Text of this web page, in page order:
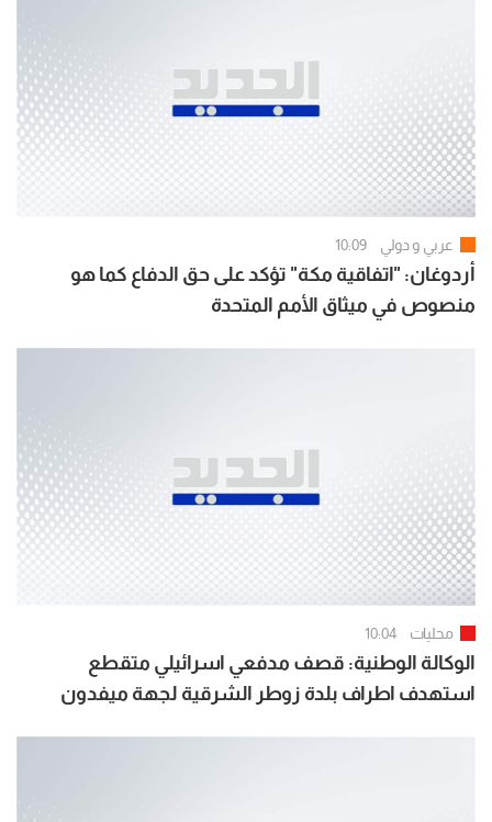
عربي و دولي 10:09
أردوغان: "اتفاقية مكة" تؤكد على حق الدفاع كما هو
منصوص في ميثاق الأمم المتحدة
محليات 10:04
الوكالة الوطنية: قصف مدفعي اسرائيلي متقطع
استهدف اطراف بلدة زوطر الشرقية لجهة ميفدون